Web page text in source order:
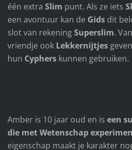
één extra Slim punt. Als ze iets
een avontuur kan de Gidsdit
slot van rekeningSuperslim.
vriendje ook Lekkernijtjes
hun Cyphers kunnen gebruiken.
Amber is 10 jaar oud en is een
die met Wetenschap
eigenschap maakt je karakter